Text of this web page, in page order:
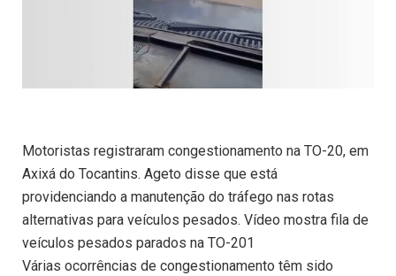
Motoristas registraram congestionamento na TO-20, em
Axixá do Tocantins. Ageto disse que está
providenciando a manutenção do tráfego nas rotas
alternativas para veículos pesados. Vídeo mostra fila de
veículos pesados parados na TO-201
Várias ocorrências de congestionamento têm sido